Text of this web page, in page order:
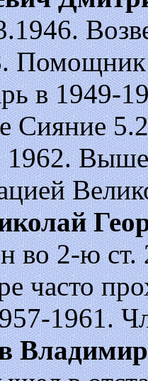
Помощник
в 1949-
Сияние
во 2-ю
часто
1961.